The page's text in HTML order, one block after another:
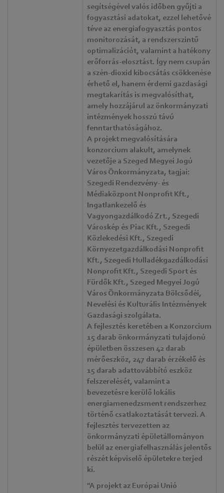
segítségével valós időben gyűjti a
fogyasztási adatokat, ezzel lehetővé
téve az energiafogyasztás pontos
monitorozását, a rendszerszintű
optimalizációt, valamint a hatékony
erőforrás-elosztást. Így nem csupán
a szén-dioxid kibocsátás csökkenése
érhető el, hanem érdemi gazdasági
megtakarítás is megvalósíthat,
amely hozzájárul az önkormányzati
intézmények hosszú távú
fenntarthatóságához.
A projekt megvalósítására
konzorcium alakult, amelynek
vezetője a Szeged Megyei Jogú
Város Önkormányzata, tagjai:
Szegedi Rendezvény- és
Médiaközpont Nonprofit Kft.,
Ingatlankezelő és
Vagyongazdálkodó Zrt., Szegedi
Városkép és Piac Kft., Szegedi
Közlekedési Kft., Szegedi
Környezetgazdálkodási Nonprofit
Kft., Szegedi Hulladékgazdálkodási
Nonprofit Kft., Szegedi Sport és
Fürdők Kft., Szeged Megyei Jogú
Város Önkormányzata Bölcsődéi,
Nevelési és Kulturális Intézmények
Gazdasági szolgálata.
A fejlesztés keretében a Konzorcium
15 darab önkormányzati tulajdonú
épületben összesen 42 darab
mérőeszköz, 247 darab érzékelő és
15 darab adattovábbító eszköz
felszerelését, valamint a
bevezetésre kerülő lokális
energiamenedzsment rendszerhez
történő csatlakoztatását tervezi. A
fejlesztés tervezetten az
önkormányzati épületállományon
belül az energiafelhasználás jelentős
részét képviselő épületekre terjed
ki.
"A projekt az Európai Unió